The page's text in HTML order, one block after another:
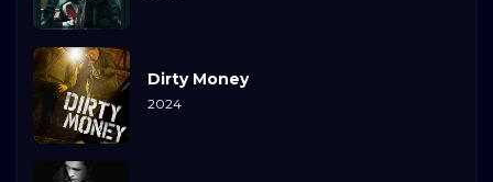
Dirty Money
2024